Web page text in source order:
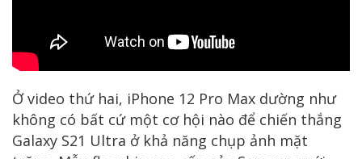
Ở video thứ hai, iPhone 12 Pro Max dường như
không có bất cứ một cơ hội nào để chiến thắng
Galaxy S21 Ultra ở khả năng chụp ảnh mặt